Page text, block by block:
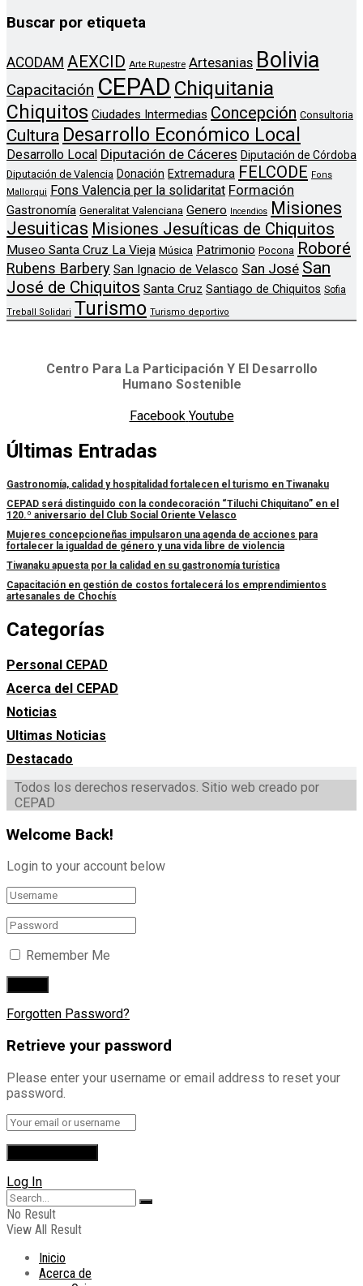
Buscar por etiqueta
ACODAM AEXCID Arte Rupestre Artesanias Bolivia
Capacitación CEPAD Chiquitania
Chiquitos Ciudades Intermedias Concepción Consultoria
Cultura Desarrollo Económico Local
Desarrollo Local Diputación de Cáceres Diputación de Córdoba
Diputación de Valencia Donación Extremadura FELCODE Fons
Mallorqui
Fons Valencia per la solidaritat Formación
Gastronomía Generalitat Valenciana Genero Incendios Misiones
Jesuiticas Misiones Jesuíticas de Chiquitos
Museo Santa Cruz La Vieja Música Patrimonio Pocona Roboré
Rubens Barbery San Ignacio de Velasco San José San
José de Chiquitos Santa Cruz Santiago de Chiquitos Sofia
Treball Solidari Turismo Turismo deportivo
Centro Para La Participación Y El Desarrollo
Humano Sostenible
Facebook Youtube
Últimas Entradas
Gastronomía, calidad y hospitalidad fortalecen el turismo en Tiwanaku
CEPAD será distinguido con la condecoración “Tiluchi Chiquitano” en el
120.º aniversario del Club Social Oriente Velasco
Mujeres concepcioneñas impulsaron una agenda de acciones para
fortalecer la igualdad de género y una vida libre de violencia
Tiwanaku apuesta por la calidad en su gastronomía turística
Capacitación en gestión de costos fortalecerá los emprendimientos
artesanales de Chochís
Categorías
Personal CEPAD
Acerca del CEPAD
Noticias
Ultimas Noticias
Destacado
Todos los derechos reservados. Sitio web creado por
CEPAD
Welcome Back!
Login to your account below
Remember Me
Forgotten Password?
Retrieve your password
Please enter your username or email address to reset your
password.
Log In
No Result
View All Result
Inicio
Acerca de